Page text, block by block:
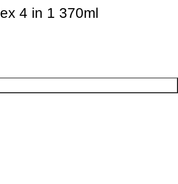
4 in 1 370ml